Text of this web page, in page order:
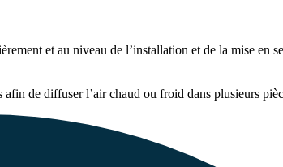
et au niveau de l’installation et de la mise en
de diffuser l’air chaud ou froid dans plusieurs